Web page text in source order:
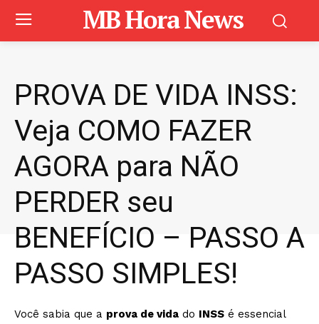
MB Hora News
PROVA DE VIDA INSS:
Veja COMO FAZER
AGORA para NÃO
PERDER seu
BENEFÍCIO – PASSO A
PASSO SIMPLES!
Você sabia que a prova de vida do INSS é essencial